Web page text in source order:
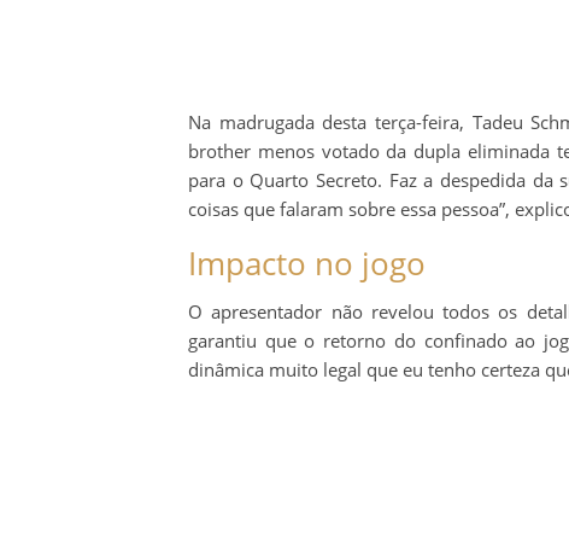
Na madrugada desta terça-feira, Tadeu
brother menos votado da dupla eliminada
para o Quarto Secreto. Faz a despedida
coisas que falaram sobre essa pessoa”,
Impacto no jogo
O apresentador não revelou todos os
garantiu que o retorno do confinado ao
dinâmica muito legal que eu tenho certeza